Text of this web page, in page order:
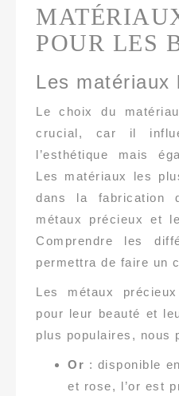
POUR LES
Les matériaux
Le choix du
crucial, car il
l’esthétique mais
Les matériaux les
dans la fabrication
métaux précieux et
Comprendre les
permettra de faire un
Les métaux
pour leur beauté et
plus populaires, nous
Or : disponible
et rose, l’or est